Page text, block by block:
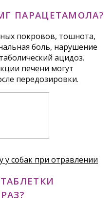
ПАРАЦЕТАМОЛА?
покровов, тошнота,
боль, нарушение
ацидоз.
печени могут
передозировки.
у собак при отравлении